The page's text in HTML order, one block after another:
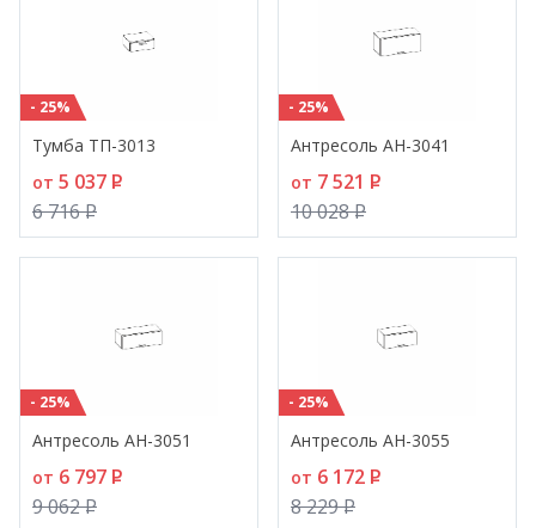
- 25%
Тумба ТП-3013
от 5 037 P
6 716P
- 25%
Антресоль АН-3041
от 7 521 P
10 028P
- 25%
Антресоль АН-3051
от 6 797 P
9 062P
- 25%
Антресоль АН-3055
от 6 172 P
8 229P